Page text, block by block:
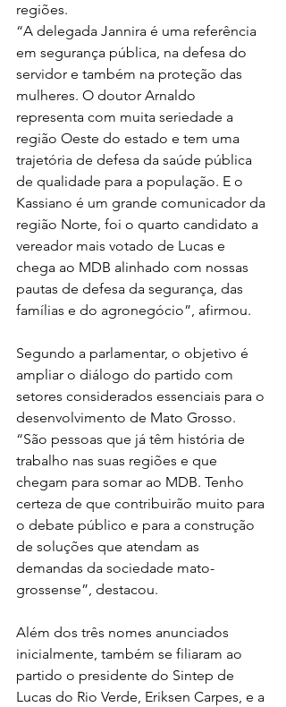
regiões.
“A delegada Jannira é uma referência
em segurança pública, na defesa do
servidor e também na proteção das
mulheres. O doutor Arnaldo
representa com muita seriedade a
região Oeste do estado e tem uma
trajetória de defesa da saúde pública
de qualidade para a população. E o
Kassiano é um grande comunicador da
região Norte, foi o quarto candidato a
vereador mais votado de Lucas e
chega ao MDB alinhado com nossas
pautas de defesa da segurança, das
famílias e do agronegócio”, afirmou.
Segundo a parlamentar, o objetivo é
ampliar o diálogo do partido com
setores considerados essenciais para o
desenvolvimento de Mato Grosso.
“São pessoas que já têm história de
trabalho nas suas regiões e que
chegam para somar ao MDB. Tenho
certeza de que contribuirão muito para
o debate público e para a construção
de soluções que atendam as
demandas da sociedade mato-
grossense”, destacou.
Além dos três nomes anunciados
inicialmente, também se filiaram ao
partido o presidente do Sintep de
Lucas do Rio Verde, Eriksen Carpes, e a